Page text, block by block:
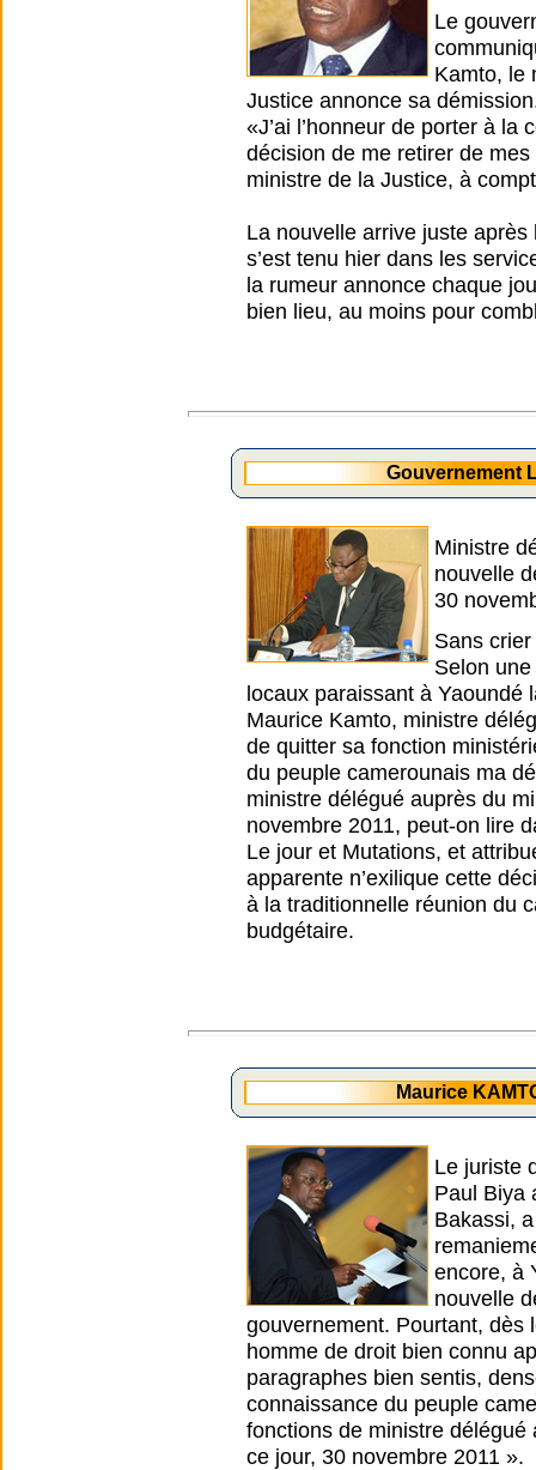
Le
Kamto, le
Justice annonce sa
«J’ai l’honneur de porter à
décision de me retirer de
ministre de la Justice, à
La nouvelle arrive juste
s’est tenu hier dans les
la rumeur annonce chaque
bien lieu, au moins pour
Gouvernement
Ministre
nouvelle
30
Sans
Selon
locaux paraissant à Yaoundé
Maurice Kamto, ministre
de quitter sa fonction
du peuple camerounais ma
ministre délégué auprès du
novembre 2011, peut-on lire
Le jour et Mutations, et
apparente n’exilique cette
à la traditionnelle réunion du
budgétaire.
Maurice
Le juriste
Paul Biya
Bakassi,
encore, à
nouvelle
gouvernement. Pourtant, dès
homme de droit bien connu
paragraphes bien sentis,
connaissance du peuple
fonctions de ministre
ce jour, 30 novembre 2011 ».